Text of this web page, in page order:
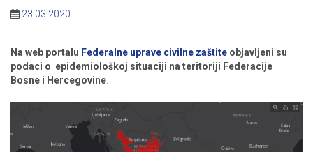
23.03.2020
Na web portalu Federalne uprave civilne zaštite objavljeni su
podaci o epidemiološkoj situaciji na teritoriji Federacije
Bosne i Hercegovine